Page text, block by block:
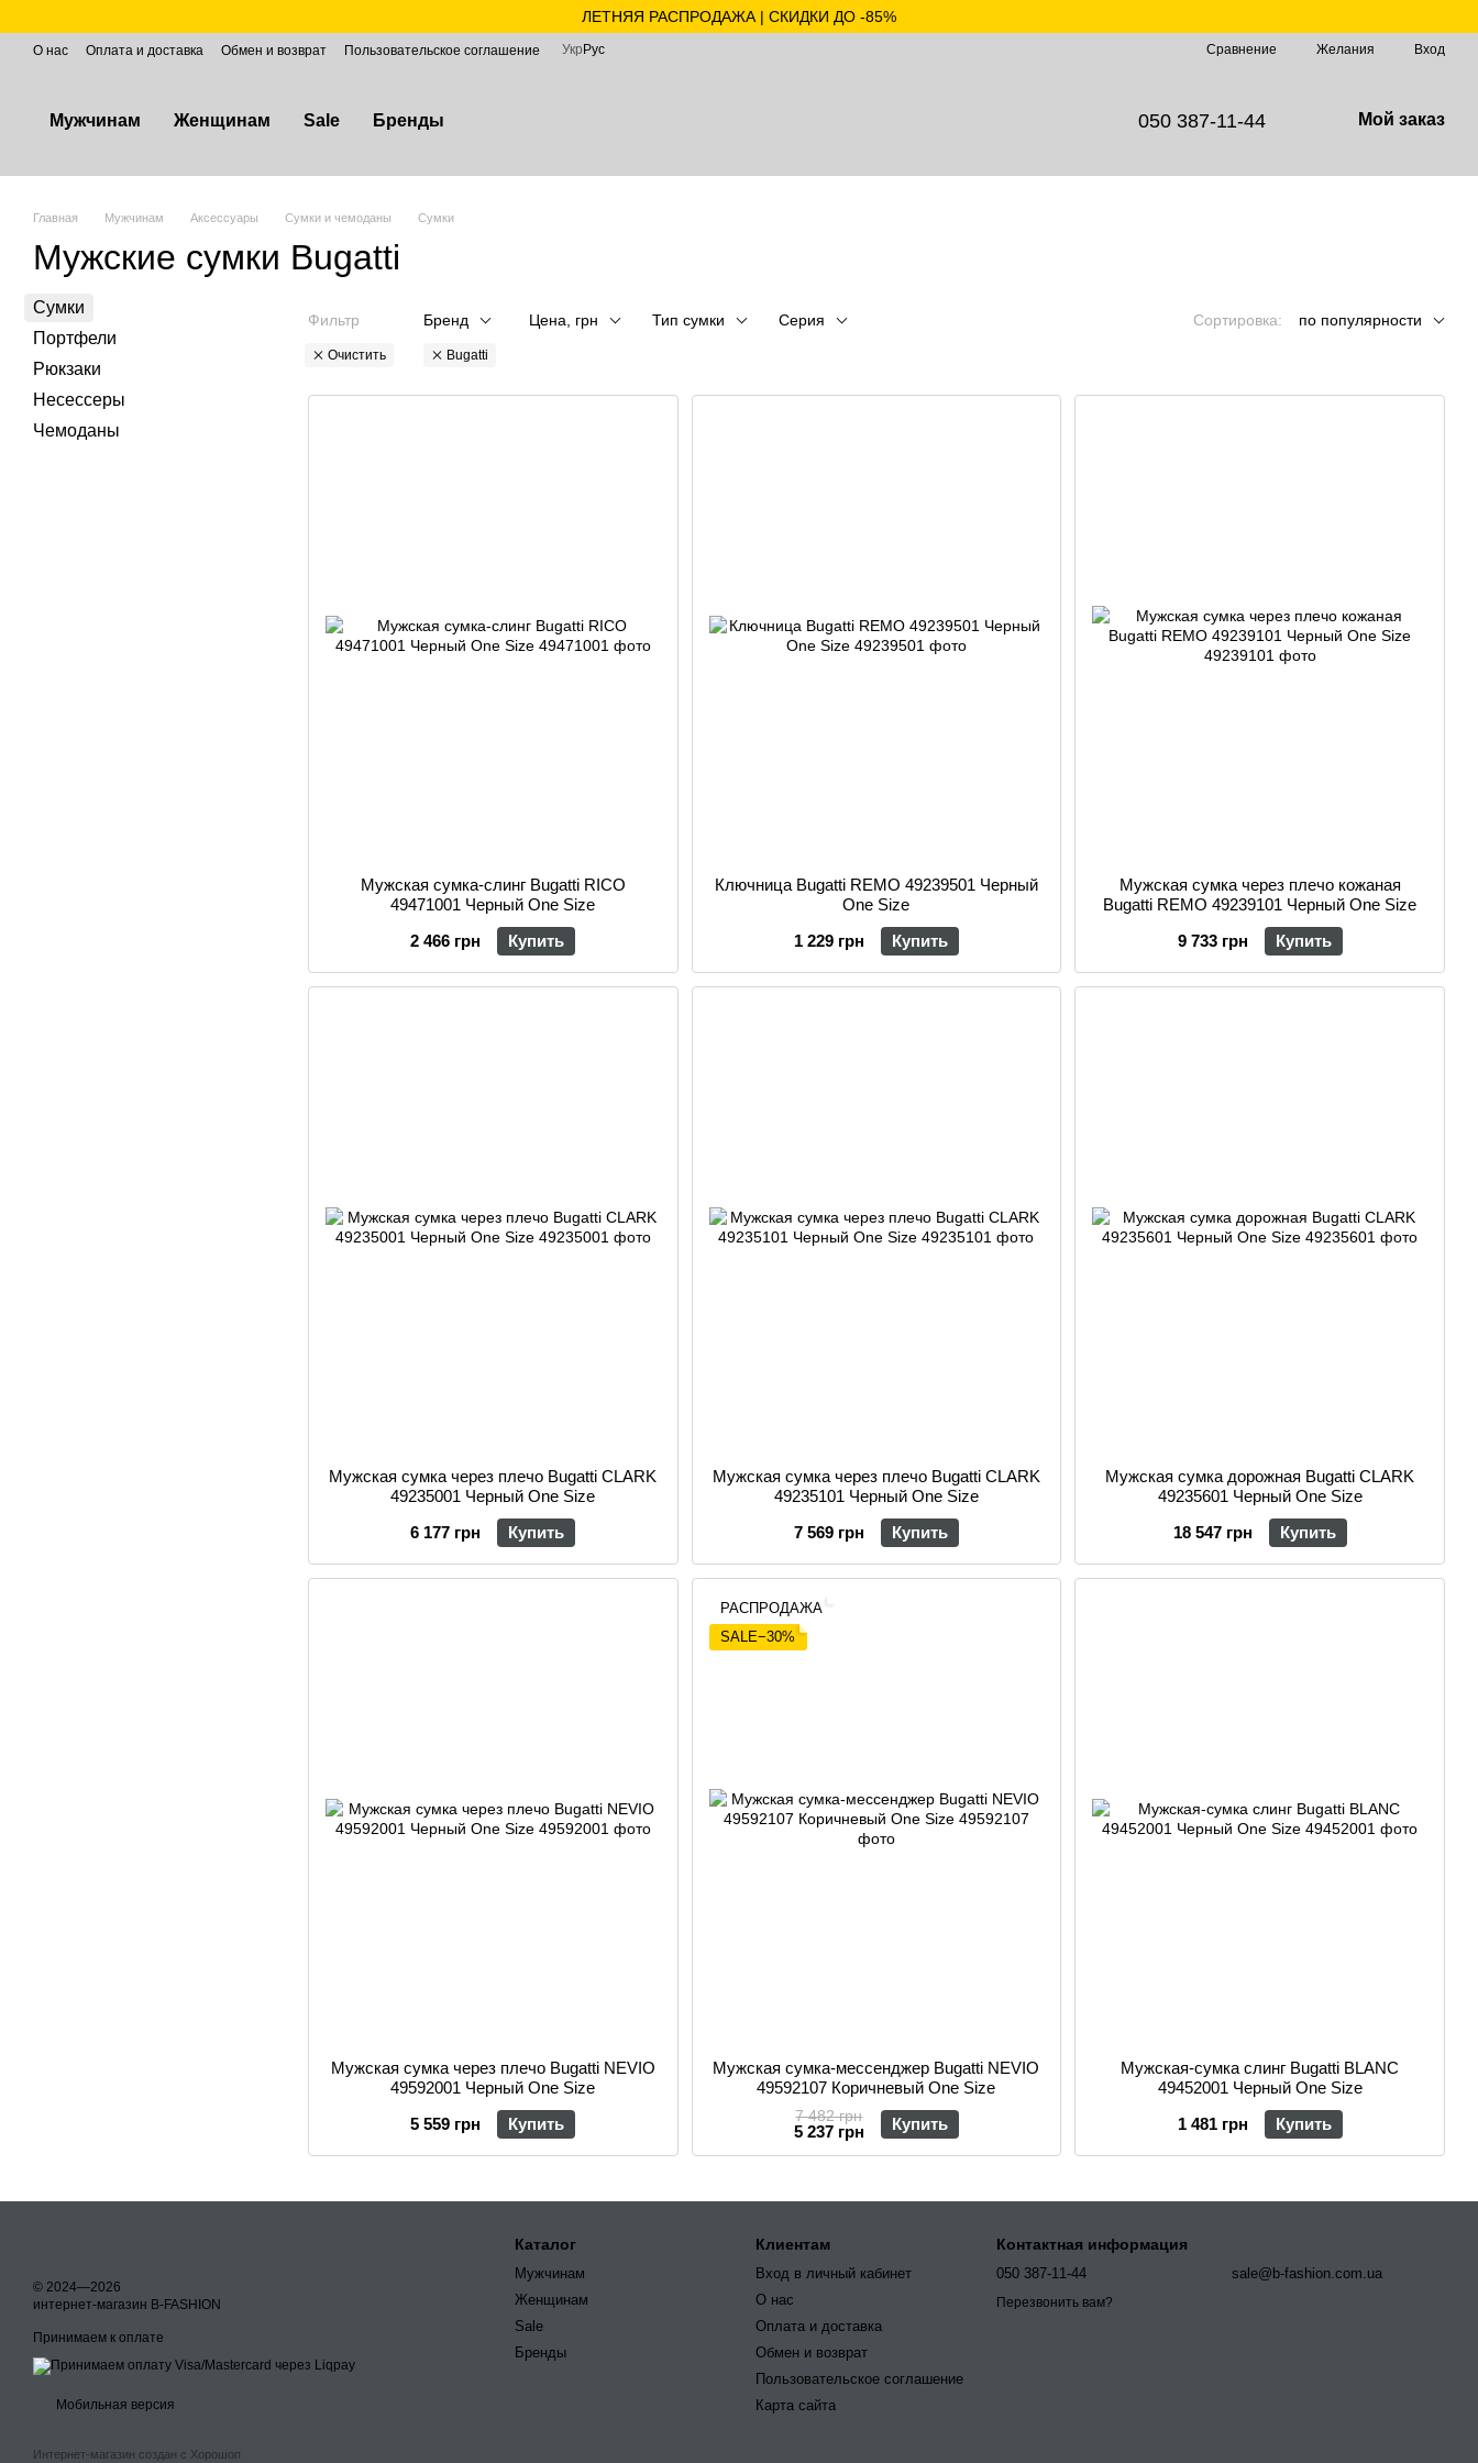
ЛЕТНЯЯ РАСПРОДАЖА | СКИДКИ ДО -85%
О нас Оплата и доставка Обмен и возврат Пользовательское соглашение Укр Рус Сравнение Желания Вход
Мужчинам Женщинам Sale Бренды 050 387-11-44 Мой заказ
Главная Мужчинам Аксессуары Сумки и чемоданы Сумки
Мужские сумки Bugatti
Фильтр
Очистить
Бренд
Bugatti
Цена, грн Тип сумки Серия Сортировка: по популярности
Мужская сумка-слинг Bugatti RICO
49471001 Черный One Size
2 466 грн
Купить
Ключница Bugatti REMO 49239501 Черный
One Size
1 229 грн
Купить
Мужская сумка через плечо кожаная
Bugatti REMO 49239101 Черный One Size
9 733 грн
Купить
Мужская сумка через плечо Bugatti CLARK
49235001 Черный One Size
6 177 грн
Купить
Мужская сумка через плечо Bugatti CLARK
49235101 Черный One Size
7 569 грн
Купить
Мужская сумка дорожная Bugatti CLARK
49235601 Черный One Size
18 547 грн
Купить
Мужская сумка через плечо Bugatti NEVIO
49592001 Черный One Size
5 559 грн
Купить
РАСПРОДАЖА
SALE−30%
Мужская сумка-мессенджер Bugatti NEVIO
49592107 Коричневый One Size
7 482 грн
5 237 грн Купить
Мужская-сумка слинг Bugatti BLANC
49452001 Черный One Size
1 481 грн
Купить
Сумки
Портфели
Рюкзаки
Несессеры
Чемоданы
© 2024—2026
интернет-магазин B-FASHION
Принимаем к оплате
Мобильная версия
Интернет-магазин создан с Хорошоп
Каталог
Мужчинам
Женщинам
Sale
Бренды
Клиентам
Вход в личный кабинет
О нас
Оплата и доставка
Обмен и возврат
Пользовательское соглашение
Карта сайта
Контактная информация
050 387-11-44
Перезвонить вам?
sale@b-fashion.com.ua